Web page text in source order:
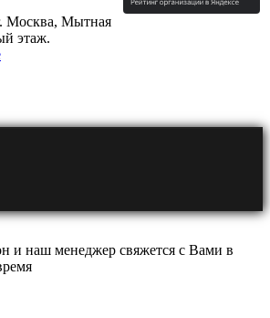
Москва, Мытная
этаж.
и наш менеджер свяжется с Вами в